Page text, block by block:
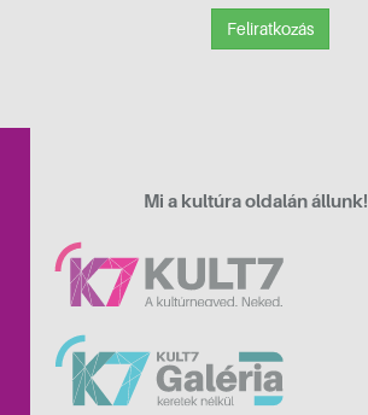
Feliratkozás
Mi a kultúra oldalán állunk!